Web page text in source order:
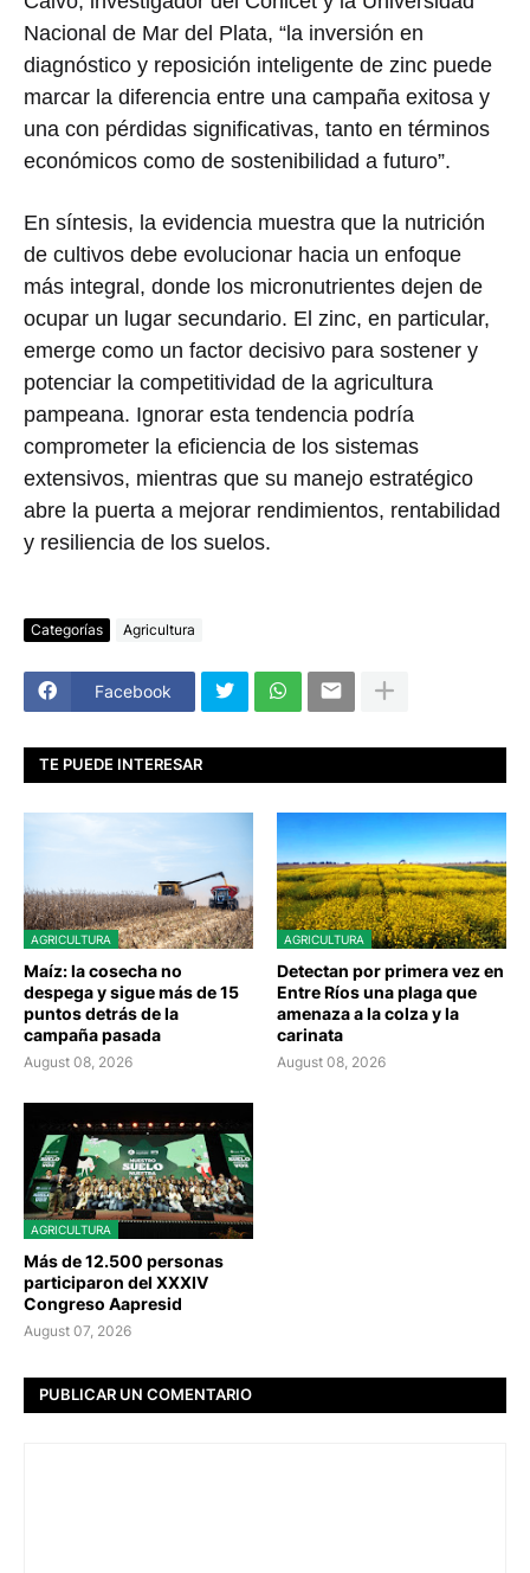
Nacional de Mar del Plata, “la inversión en
diagnóstico y reposición inteligente de zinc puede
marcar la diferencia entre una campaña exitosa y
una con pérdidas significativas, tanto en términos
económicos como de sostenibilidad a futuro”.
En síntesis, la evidencia muestra que la nutrición
de cultivos debe evolucionar hacia un enfoque
más integral, donde los micronutrientes dejen de
ocupar un lugar secundario. El zinc, en particular,
emerge como un factor decisivo para sostener y
potenciar la competitividad de la agricultura
pampeana. Ignorar esta tendencia podría
comprometer la eficiencia de los sistemas
extensivos, mientras que su manejo estratégico
abre la puerta a mejorar rendimientos, rentabilidad
y resiliencia de los suelos.
Categorías Agricultura
Facebook
TE PUEDE INTERESAR
AGRICULTURA
Maíz: la cosecha no
despega y sigue más de 15
puntos detrás de la
campaña pasada
August 08, 2026
AGRICULTURA
Detectan por primera vez en
Entre Ríos una plaga que
amenaza a la colza y la
carinata
August 08, 2026
AGRICULTURA
Más de 12.500 personas
participaron del XXXIV
Congreso Aapresid
August 07, 2026
PUBLICAR UN COMENTARIO